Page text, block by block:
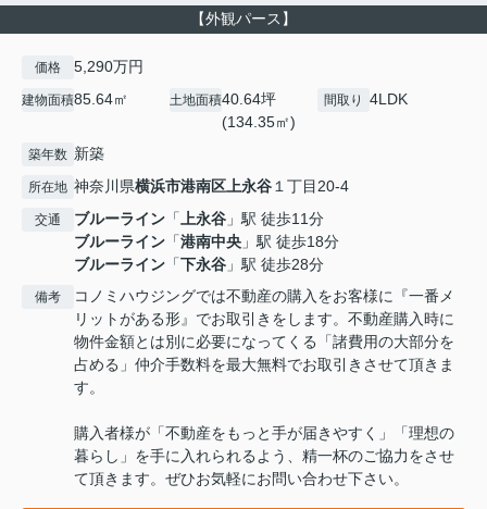
【外観パース】
価格 5,290万円
建物面積85.64㎡ 土地面積40.64坪
(134.35㎡)
間取り 4LDK
築年数 新築
所在地 神奈川県横浜市港南区上永谷１丁目20-4
交通 ブルーライン 「上永谷 」駅 徒歩11分
ブルーライン 「港南中央 」駅 徒歩18分
ブルーライン 「下永谷 」駅 徒歩28分
備考
コノミハウジングでは不動産の購入をお客様に『一番メ
リットがある形』でお取引きをします。不動産購入時に
物件金額とは別に必要になってくる「諸費用の大部分を
占める」仲介手数料を最大無料でお取引きさせて頂きま
す。
購入者様が「不動産をもっと手が届きやすく」「理想の
暮らし」を手に入れられるよう、精一杯のご協力をさせ
て頂きます。ぜひお気軽にお問い合わせ下さい。